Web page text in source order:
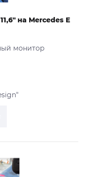
на Mercedes E
монитор